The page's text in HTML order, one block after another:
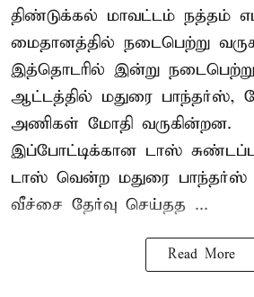
திண்டுக்கல் மாவட்டம் நத்தம்
மைதானத்தில் நடைபெற்று
இத்தொடரில் இன்று
ஆட்டத்தில் மதுரை
அணிகள் மோதி வருகின்றன.
இப்போட்டிக்கான டாஸ்
டாஸ் வென்ற மதுரை பாந்தர்ஸ்
வீச்சை தேர்வு செய்தத ...
Read More